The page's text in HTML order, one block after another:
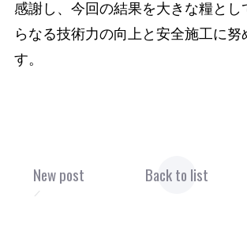
感謝し、今回の結果を大きな糧とし
らなる技術力の向上と安全施工に努
す。
New post Back to list